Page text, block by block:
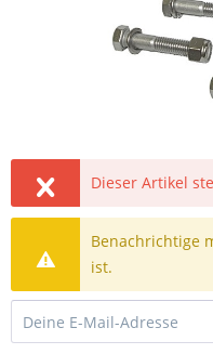
Dieser Artikel
Benachrichtige
ist.